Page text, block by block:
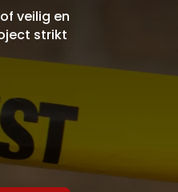
veilig en
strikt